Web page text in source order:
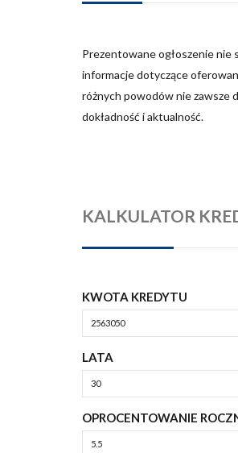
Prezentowane ogłoszenie nie
informacje dotyczące
różnych powodów nie zawsze
dokładność i aktualność.
KALKULATOR
KWOTA KREDYTU
LATA
OPROCENTOWANIE